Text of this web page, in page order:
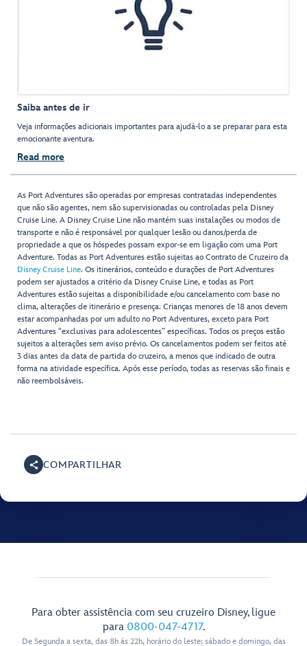
Saiba antes de ir
Veja informações adicionais importantes para ajudá-lo a se preparar para esta
emocionante aventura.
Read more
As Port Adventures são operadas por empresas contratadas independentes
que não são agentes, nem são supervisionadas ou controladas pela Disney
Cruise Line. A Disney Cruise Line não mantém suas instalações ou modos de
transporte e não é responsável por qualquer lesão ou danos/perda de
propriedade a que os hóspedes possam expor-se em ligação com uma Port
Adventure. Todas as Port Adventures estão sujeitas ao Contrato de Cruzeiro da
Disney Cruise Line. Os itinerários, conteúdo e durações de Port Adventures
podem ser ajustados a critério da Disney Cruise Line, e todas as Port
Adventures estão sujeitas a disponibilidade e/ou cancelamento com base no
clima, alterações de itinerário e presença. Crianças menores de 18 anos devem
estar acompanhadas por um adulto no Port Adventures, exceto para Port
Adventures "exclusivas para adolescentes” específicas. Todos os preços estão
sujeitos a alterações sem aviso prévio. Os cancelamentos podem ser feitos até
3 dias antes da data de partida do cruzeiro, a menos que indicado de outra
forma na atividade específica. Após esse período, todas as reservas são finais e
não reembolsáveis.
COMPARTILHAR
Para obter assistência com seu cruzeiro Disney, ligue
para 0800-047-4717.
De Segunda a sexta, das 8h ás 22h, horário do leste; sábado e domingo, das